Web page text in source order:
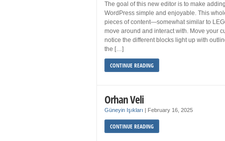
The goal of this new editor is to make
WordPress simple and enjoyable. This
pieces of content—somewhat similar to
move around and interact with. Move your
notice the different blocks light up with
the […]
CONTINUE READING
Orhan Veli
Güneyin Işıkları February 16, 2025
CONTINUE READING